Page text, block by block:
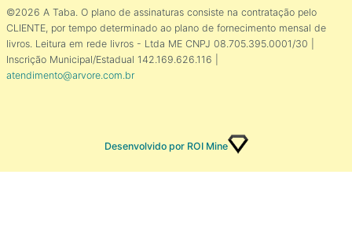
©2026 A Taba. O plano de assinaturas consiste na contratação pelo
CLIENTE, por tempo determinado ao plano de fornecimento mensal de
livros. Leitura em rede livros - Ltda ME CNPJ 08.705.395.0001/30 |
Inscrição Municipal/Estadual 142.169.626.116 |
atendimento@arvore.com.br
Desenvolvido por ROI Mine